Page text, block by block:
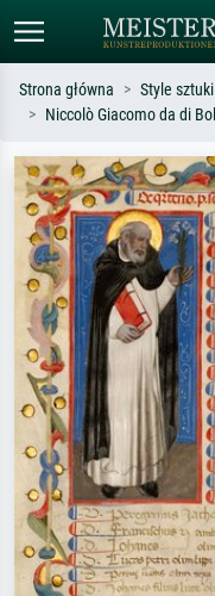
Szukaj wg artysty, tytułu lub
Monet, Gwiaździsta noc,
impresjonizm, fala Hokusaia,
Strona główna Style sztuki
Niccolò Giacomo da di